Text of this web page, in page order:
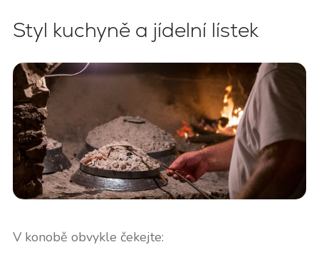
Styl kuchyně a jídelní lístek
V konobě obvykle čekejte: